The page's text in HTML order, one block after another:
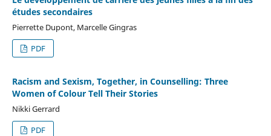
études secondaires
Pierrette Dupont, Marcelle Gingras
PDF
Racism and Sexism, Together, in Counselling: Three
Women of Colour Tell Their Stories
Nikki Gerrard
PDF